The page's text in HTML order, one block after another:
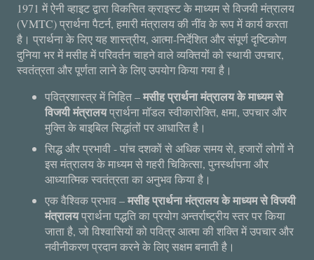
1971 में ऐनी व्हाइट द्वारा विकसित क्राइस्ट के माध्यम से विजयी मंत्रालय
(VMTC) प्रार्थना पैटर्न, हमारी मंत्रालय की नींव के रूप में कार्य करता
है। प्रार्थना के लिए यह शास्त्रीय, आत्मा-निर्देशित और संपूर्ण दृष्टिकोण
दुनिया भर में मसीह में परिवर्तन चाहने वाले व्यक्तियों को स्थायी उपचार,
स्वतंत्रता और पूर्णता लाने के लिए उपयोग किया गया है।
पवित्रशास्त्र में निहित –मसीह प्रार्थना मंत्रालय के माध्यम से
विजयी मंत्रालयप्रार्थना मॉडल स्वीकारोक्ति, क्षमा, उपचार और
मुक्ति के बाइबिल सिद्धांतों पर आधारित है।
सिद्ध और प्रभावी - पांच दशकों से अधिक समय से, हजारों लोगों ने
इस मंत्रालय के माध्यम से गहरी चिकित्सा, पुनर्स्थापना और
आध्यात्मिक स्वतंत्रता का अनुभव किया है।
एक वैश्विक प्रभाव –मसीह प्रार्थना मंत्रालय के माध्यम से विजयी
मंत्रालयप्रार्थना पद्धति का प्रयोग अन्तर्राष्ट्रीय स्तर पर किया
जाता है, जो विश्वासियों को पवित्र आत्मा की शक्ति में उपचार और
नवीनीकरण प्रदान करने के लिए सक्षम बनाती है।